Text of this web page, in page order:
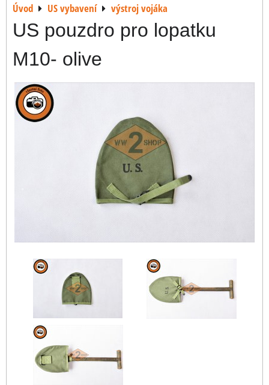
Úvod US vybavení výstroj vojáka
US pouzdro pro lopatku
M10- olive